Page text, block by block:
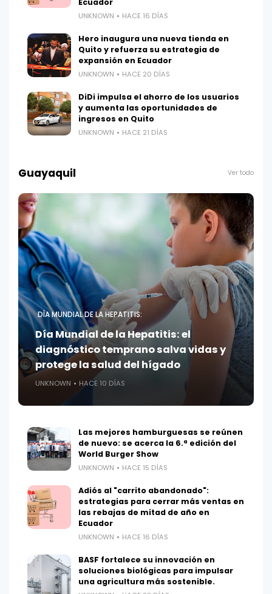
Ecuador
UNKNOWN HACE 16 DÍAS
Hero inaugura una nueva tienda en
Quito y refuerza su estrategia de
expansión en Ecuador
UNKNOWN HACE 20 DÍAS
DiDi impulsa el ahorro de los usuarios
y aumenta las oportunidades de
ingresos en Quito
UNKNOWN HACE 21 DÍAS
Guayaquil Ver todo
DÍA MUNDIAL DE LA HEPATITIS:
Día Mundial de la Hepatitis: el
diagnóstico temprano salva vidas y
protege la salud del hígado
UNKNOWN HACE 10 DÍAS
Las mejores hamburguesas se reúnen
de nuevo: se acerca la 6.ª edición del
World Burger Show
UNKNOWN HACE 15 DÍAS
Adiós al "carrito abandonado":
estrategias para cerrar más ventas en
las rebajas de mitad de año en
Ecuador
UNKNOWN HACE 16 DÍAS
BASF fortalece su innovación en
soluciones biológicas para impulsar
una agricultura más sostenible.